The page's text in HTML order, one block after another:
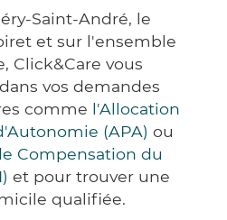
Saint-André, le
et sur l'ensemble
Click&Care vous
vos demandes
comme l'Allocation
(APA) ou
Compensation du
et pour trouver une
qualifiée.